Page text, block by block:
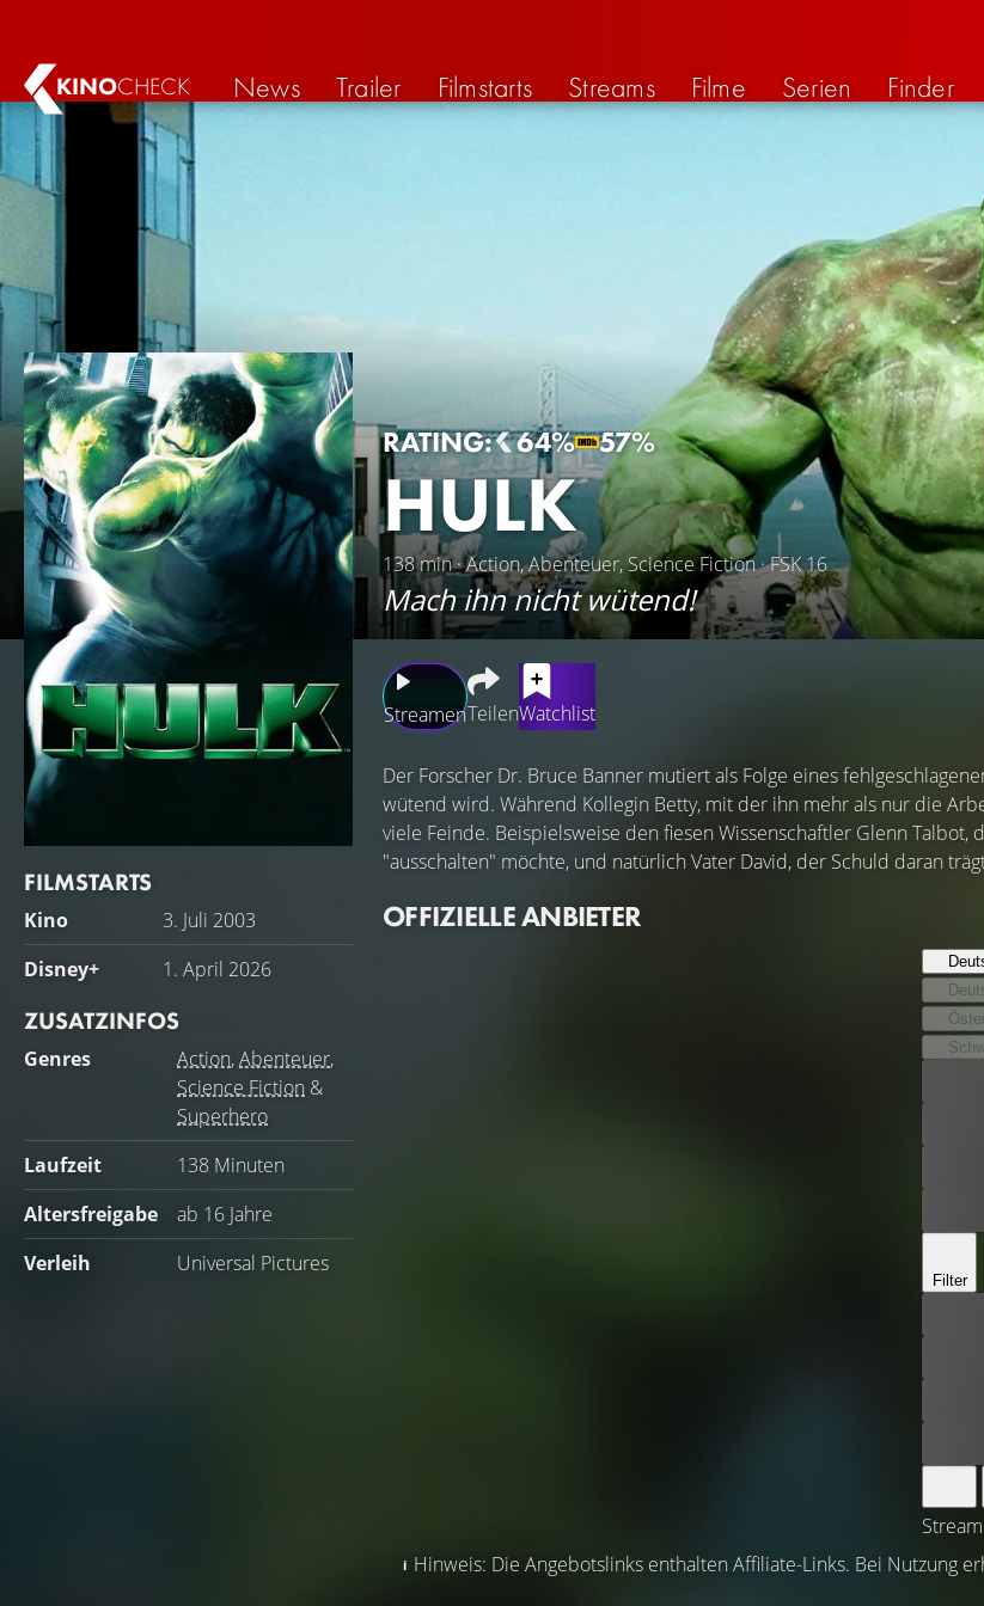
KINOCHECK News Trailer Filmstarts Streams Filme Serien Finder
RATING: 64% 57%
HULK
138 min · Action, Abenteuer, Science Fiction · FSK 16
Mach ihn nicht wütend!
FILMSTARTS
Kino
3. Juli 2003
Disney+
1. April 2026
ZUSATZINFOS
Genres Action,Abenteuer,
Science Fiction &
Superhero
Laufzeit
138 Minuten
Altersfreigabe
ab 16 Jahre
Verleih
Universal Pictures
StreamenTeilenWatchlist
Der Forscher Dr. Bruce Banner mutiert als Folge eines
wütend wird. Während Kollegin Betty, mit der ihn mehr als nur die
viele Feinde. Beispielsweise den fiesen Wissenschaftler Glenn
"ausschalten" möchte, und natürlich Vater David, der Schuld daran
OFFIZIELLE ANBIETER
Filter
Stream
Hinweis: Die Angebotslinks enthalten Affiliate-Links. Bei Nutzung